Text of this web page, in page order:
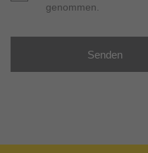
genommen.
Senden